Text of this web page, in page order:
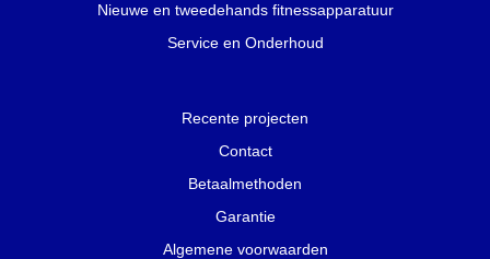
Nieuwe en tweedehands fitnessapparatuur
Service en Onderhoud
Recente projecten
Contact
Betaalmethoden
Garantie
Algemene voorwaarden